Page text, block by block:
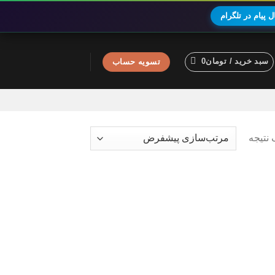
پیام در تلگرام
سبد خرید / تومان0 تسویه حساب